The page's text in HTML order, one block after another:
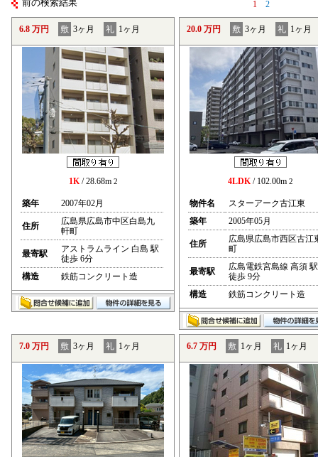
前の検索結果 1 2
6.8 万円 敷 3ヶ月 礼 1ヶ月
1K/ 28.68m 2
築年 2007年02月
住所
広島県広島市中区白島九
軒町
最寄駅
アストラムライン 白島 駅
徒歩 6分
構造
鉄筋コンクリート造
20.0 万円 敷 3ヶ月 礼 1ヶ月
4LDK/ 102.00m 2
物件名
スターアーク古江東
築年
2005年05月
住所
広島県広島市西区古江
町
最寄駅
広島電鉄宮島線 高須 駅
徒歩 9分
構造
鉄筋コンクリート造
7.0 万円 敷 3ヶ月 礼 1ヶ月 6.7 万円 敷 1ヶ月 礼 1ヶ月